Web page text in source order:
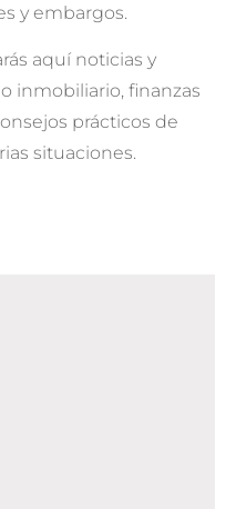
y embargos.
aquí noticias y
inmobiliario, finanzas
prácticos de
situaciones.